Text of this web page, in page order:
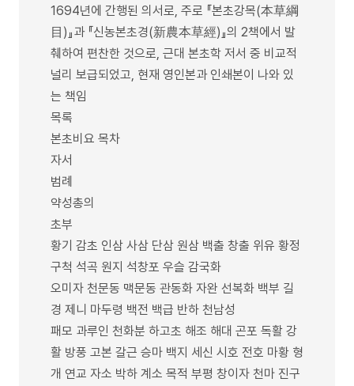
1694년에 간행된 의서로, 주로 『본초강목(本草綱
目)』과 『신농본초경(新農本草經)』의 2책에서 발
췌하여 편찬한 것으로, 근대 본초학 저서 중 비교적
널리 보급되었고, 현재 영인본과 인쇄본이 나와 있
는 책임
목록
본초비요 목차
자서
범례
약성총의
초부
황기 감초 인삼 사삼 단삼 원삼 백출 창출 위유 황정
구척 석곡 원지 석창포 우슬 감국화
오미자 천문동 맥문동 관동화 자완 선복화 백부 길
경 제니 마두령 백전 백급 반하 천남성
패모 과루인 천화분 하고초 해조 해대 곤포 독활 강
활 방풍 고본 갈근 승마 백지 세신 시호 전호 마황 형
개 연교 자소 박하 계소 목적 부평 창이자 천마 진구